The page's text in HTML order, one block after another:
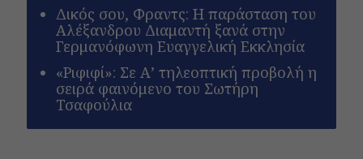
Δικός σου, Φραντς: Η παράσταση του
Αλέξανδρου Διαμαντή ξανά στην
Γερμανόφωνη Ευαγγελική Εκκλησία
«Ριφιφί»: Σε Α’ τηλεοπτική προβολή η
σειρά φαινόμενο του Σωτήρη
Τσαφούλια